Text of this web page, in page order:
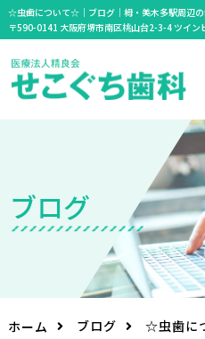
☆虫歯について☆｜ブログ｜栂・美木多駅周辺の
〒590-0141 大阪府堺市南区桃山台2-3-4 ツイン
ブログ
ホーム ブログ ☆虫歯に